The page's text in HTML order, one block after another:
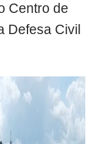
Centro de
Defesa Civil